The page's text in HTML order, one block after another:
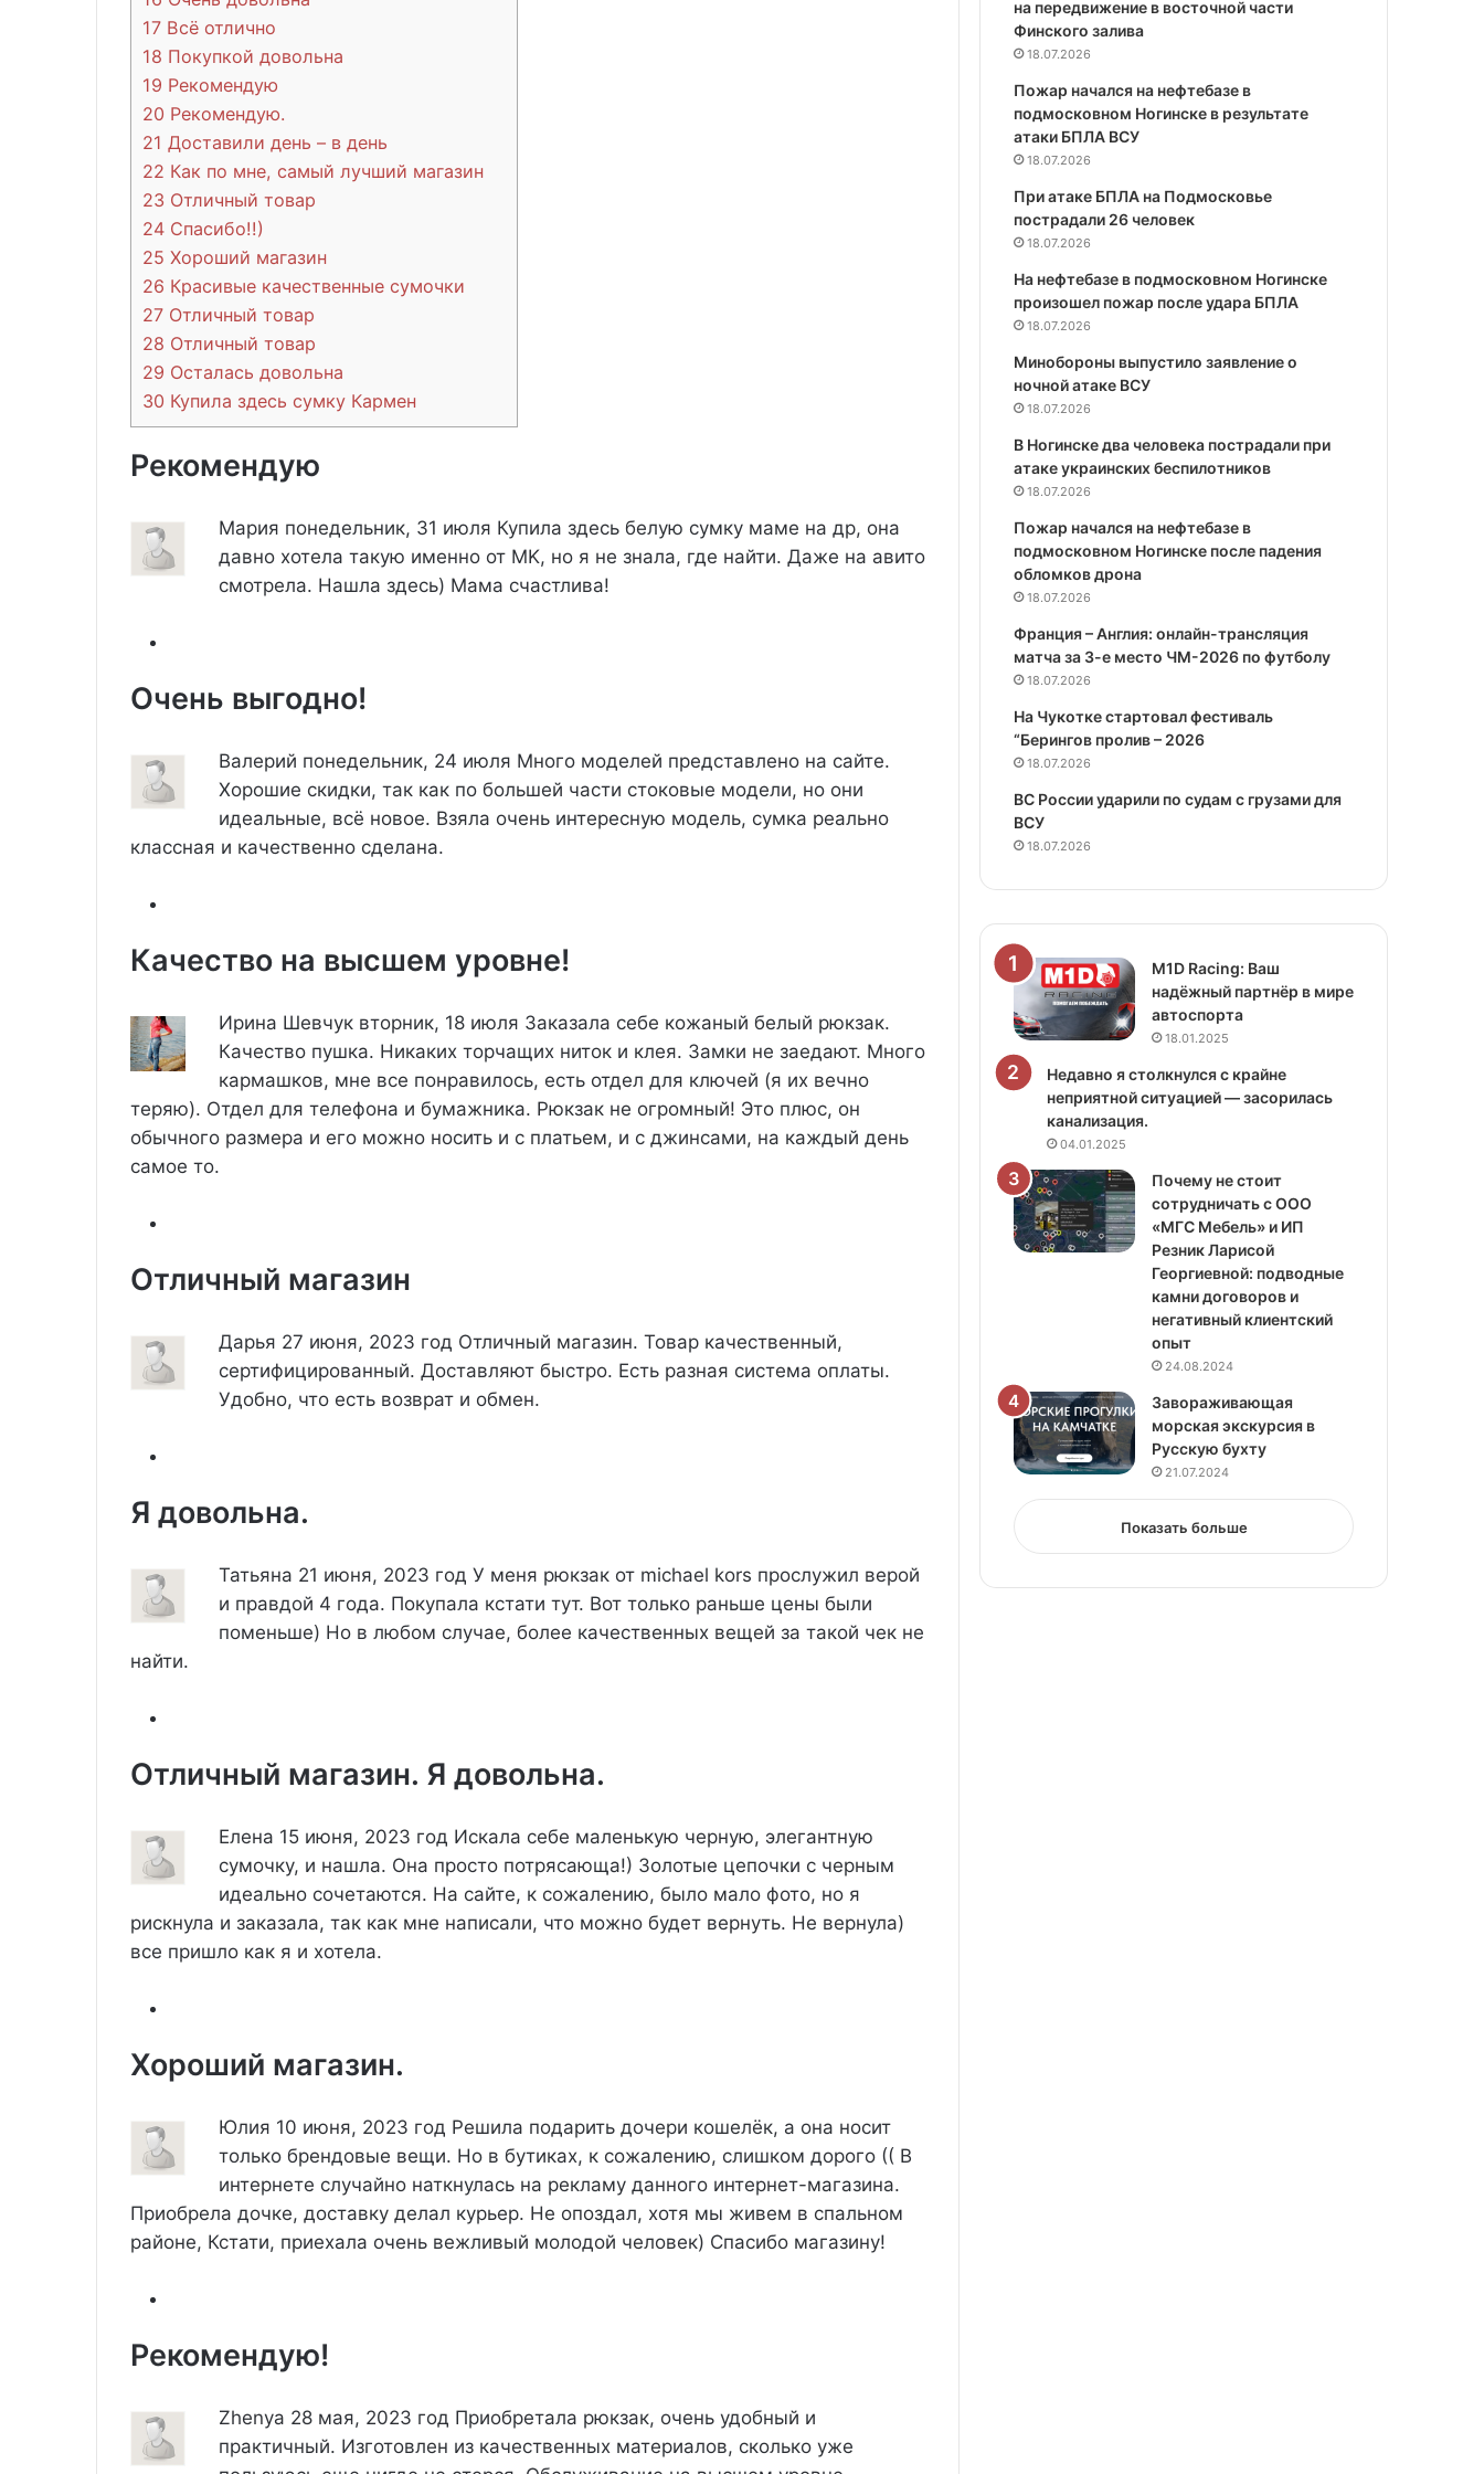
17 Всё отлично
18 Покупкой довольна
19 Рекомендую
20 Рекомендую.
21 Доставили день – в день
22 Как по мне, самый лучший магазин
23 Отличный товар
24 Спасибо!!)
25 Хороший магазин
26 Красивые качественные сумочки
27 Отличный товар
28 Отличный товар
29 Осталась довольна
30 Купила здесь сумку Кармен
Рекомендую
Мария понедельник, 31 июля Купила здесь белую сумку маме на др, она
давно хотела такую именно от MK, но я не знала, где найти. Даже на авито
смотрела. Нашла здесь) Мама счастлива!
Очень выгодно!
Валерий понедельник, 24 июля Много моделей представлено на сайте.
Хорошие скидки, так как по большей части стоковые модели, но они
идеальные, всё новое. Взяла очень интересную модель, сумка реально
классная и качественно сделана.
Качество на высшем уровне!
Ирина Шевчук вторник, 18 июля Заказала себе кожаный белый рюкзак.
Качество пушка. Никаких торчащих ниток и клея. Замки не заедают. Много
кармашков, мне все понравилось, есть отдел для ключей (я их вечно
теряю). Отдел для телефона и бумажника. Рюкзак не огромный! Это плюс, он
обычного размера и его можно носить и с платьем, и с джинсами, на каждый день
самое то.
Отличный магазин
Дарья 27 июня, 2023 год Отличный магазин. Товар качественный,
сертифицированный. Доставляют быстро. Есть разная система оплаты.
Удобно, что есть возврат и обмен.
Я довольна.
Татьяна 21 июня, 2023 год У меня рюкзак от michael kors прослужил верой
и правдой 4 года. Покупала кстати тут. Вот только раньше цены были
поменьше) Но в любом случае, более качественных вещей за такой чек не
найти.
Отличный магазин. Я довольна.
Елена 15 июня, 2023 год Искала себе маленькую черную, элегантную
сумочку, и нашла. Она просто потрясающа!) Золотые цепочки с черным
идеально сочетаются. На сайте, к сожалению, было мало фото, но я
рискнула и заказала, так как мне написали, что можно будет вернуть. Не вернула)
все пришло как я и хотела.
Хороший магазин.
Юлия 10 июня, 2023 год Решила подарить дочери кошелёк, а она носит
только брендовые вещи. Но в бутиках, к сожалению, слишком дорого (( В
интернете случайно наткнулась на рекламу данного интернет-магазина.
Приобрела дочке, доставку делал курьер. Не опоздал, хотя мы живем в спальном
районе, Кстати, приехала очень вежливый молодой человек) Спасибо магазину!
Рекомендую!
Zhenya 28 мая, 2023 год Приобретала рюкзак, очень удобный и
практичный. Изготовлен из качественных материалов, сколько уже
на передвижение в восточной части
Финского залива
18.07.2026
Пожар начался на нефтебазе в
подмосковном Ногинске в результате
атаки БПЛА ВСУ
18.07.2026
При атаке БПЛА на Подмосковье
пострадали 26 человек
18.07.2026
На нефтебазе в подмосковном Ногинске
произошел пожар после удара БПЛА
18.07.2026
Минобороны выпустило заявление о
ночной атаке ВСУ
18.07.2026
В Ногинске два человека пострадали при
атаке украинских беспилотников
18.07.2026
Пожар начался на нефтебазе в
подмосковном Ногинске после падения
обломков дрона
18.07.2026
Франция – Англия: онлайн-трансляция
матча за 3-е место ЧМ-2026 по футболу
18.07.2026
На Чукотке стартовал фестиваль
“Берингов пролив – 2026
18.07.2026
ВС России ударили по судам с грузами для
ВСУ
18.07.2026
M1D Racing: Ваш
надёжный партнёр в мире
автоспорта
18.01.2025
Недавно я столкнулся с крайне
неприятной ситуацией — засорилась
канализация.
04.01.2025
Почему не стоит
сотрудничать с ООО
«МГС Мебель» и ИП
Резник Ларисой
Георгиевной: подводные
камни договоров и
негативный клиентский
опыт
24.08.2024
Завораживающая
морская экскурсия в
Русскую бухту
21.07.2024
Показать больше